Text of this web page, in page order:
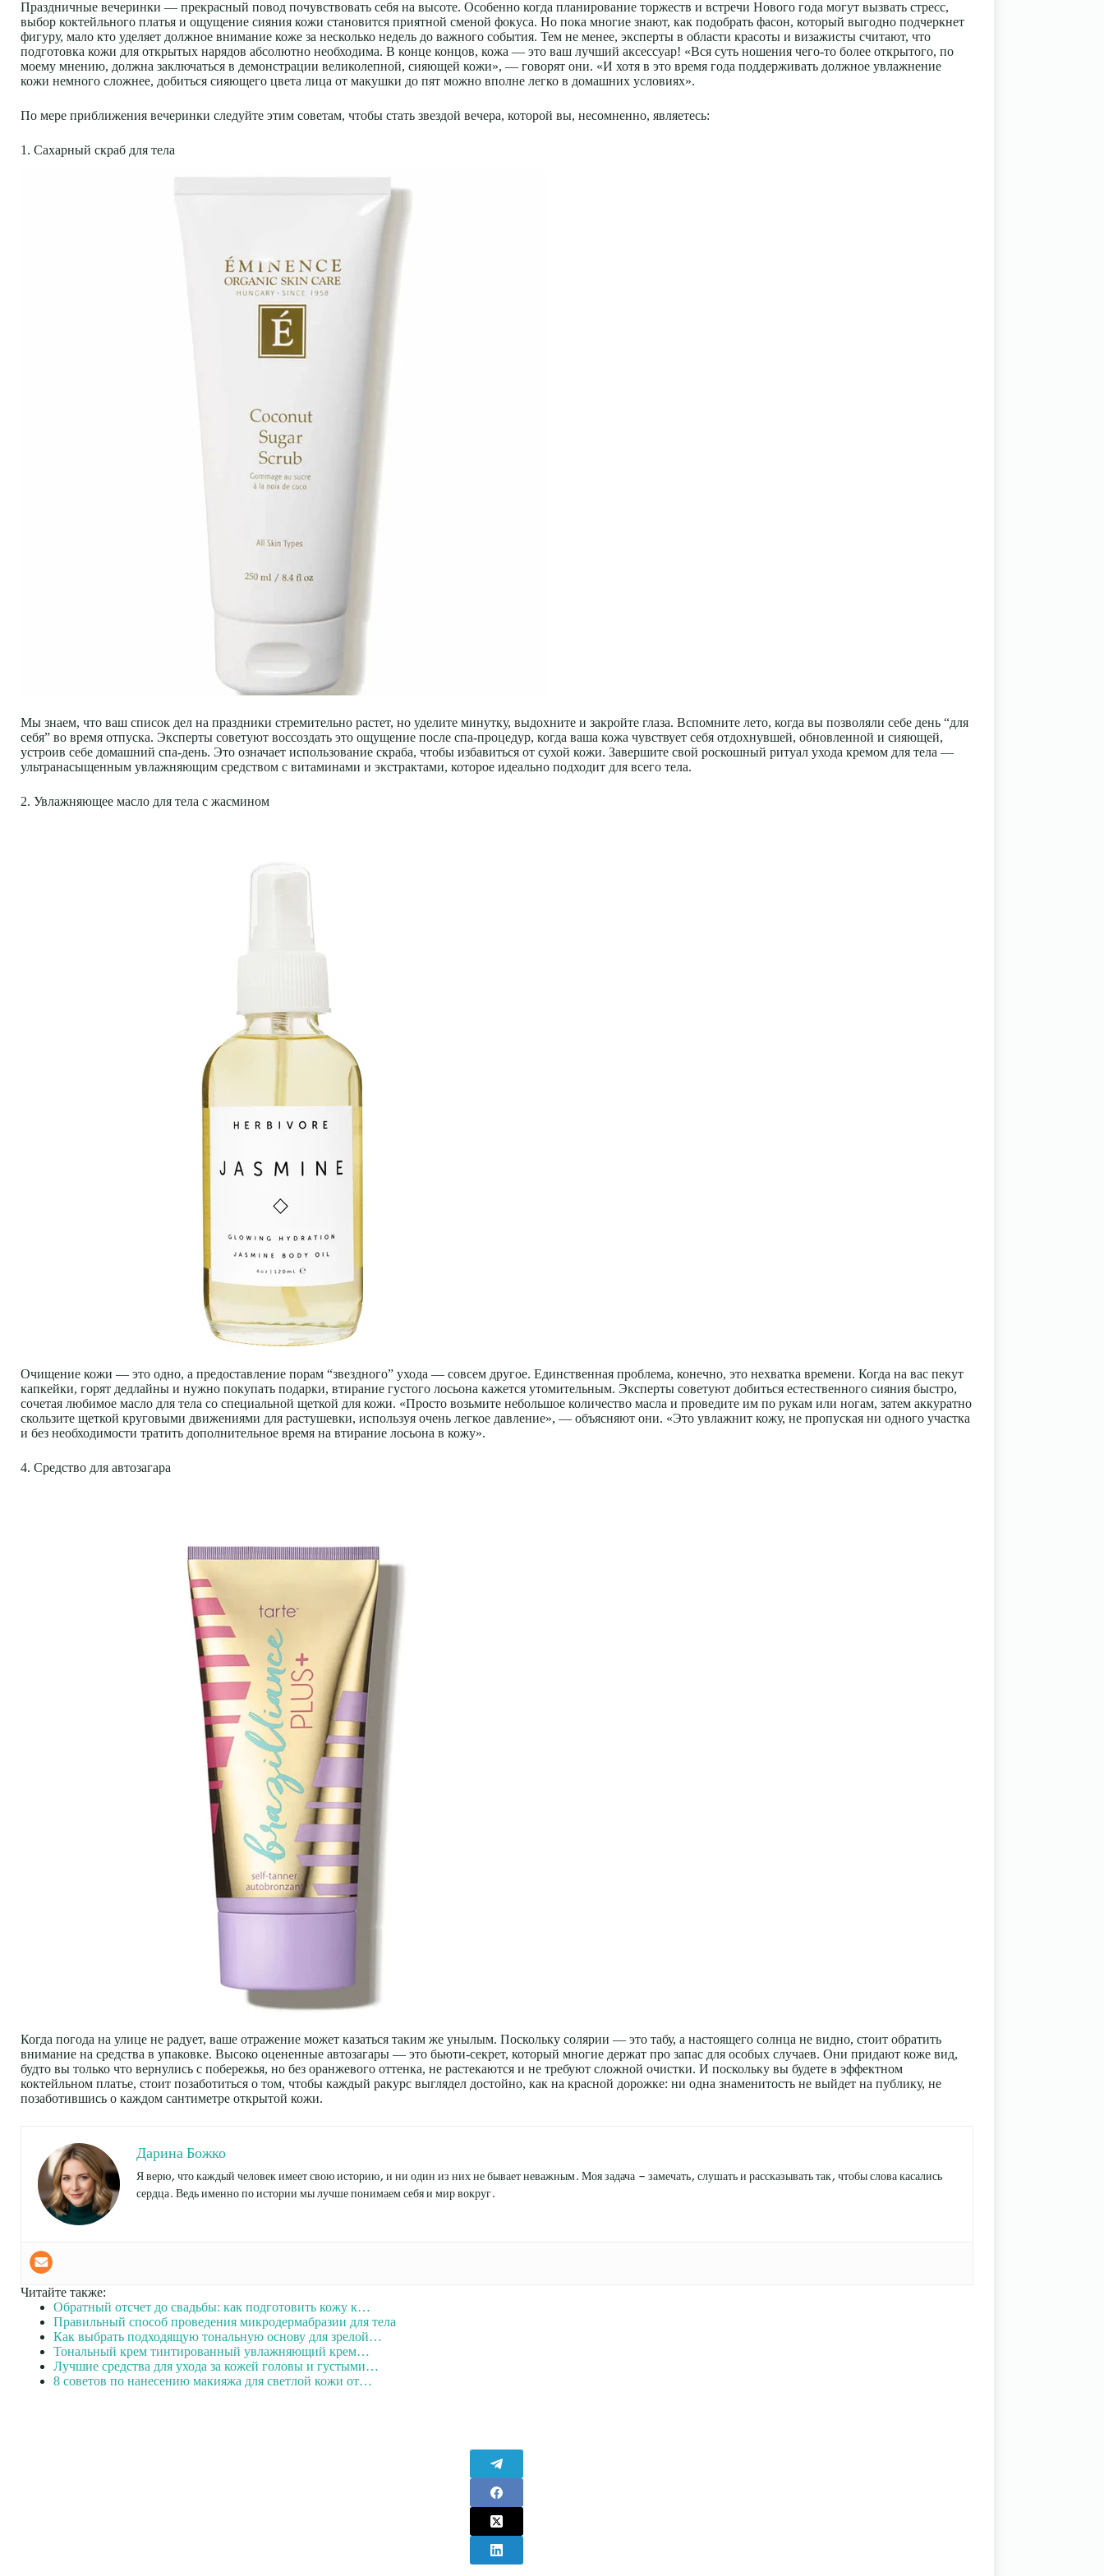
Праздничные вечеринки — прекрасный повод почувствовать себя на высоте. Особенно когда планирование торжеств и встречи Нового года могут вызвать стресс,
выбор коктейльного платья и ощущение сияния кожи становится приятной сменой фокуса. Но пока многие знают, как подобрать фасон, который выгодно подчеркнет
фигуру, мало кто уделяет должное внимание коже за несколько недель до важного события. Тем не менее, эксперты в области красоты и визажисты считают, что
подготовка кожи для открытых нарядов абсолютно необходима. В конце концов, кожа — это ваш лучший аксессуар! «Вся суть ношения чего-то более открытого, по
моему мнению, должна заключаться в демонстрации великолепной, сияющей кожи», — говорят они. «И хотя в это время года поддерживать должное увлажнение
кожи немного сложнее, добиться сияющего цвета лица от макушки до пят можно вполне легко в домашних условиях».
По мере приближения вечеринки следуйте этим советам, чтобы стать звездой вечера, которой вы, несомненно, являетесь:
1. Сахарный скраб для тела
Мы знаем, что ваш список дел на праздники стремительно растет, но уделите минутку, выдохните и закройте глаза. Вспомните лето, когда вы позволяли себе день “для
себя” во время отпуска. Эксперты советуют воссоздать это ощущение после спа-процедур, когда ваша кожа чувствует себя отдохнувшей, обновленной и сияющей,
устроив себе домашний спа-день. Это означает использование скраба, чтобы избавиться от сухой кожи. Завершите свой роскошный ритуал ухода кремом для тела —
ультранасыщенным увлажняющим средством с витаминами и экстрактами, которое идеально подходит для всего тела.
2. Увлажняющее масло для тела с жасмином
Очищение кожи — это одно, а предоставление порам “звездного” ухода — совсем другое. Единственная проблема, конечно, это нехватка времени. Когда на вас пекут
капкейки, горят дедлайны и нужно покупать подарки, втирание густого лосьона кажется утомительным. Эксперты советуют добиться естественного сияния быстро,
сочетая любимое масло для тела со специальной щеткой для кожи. «Просто возьмите небольшое количество масла и проведите им по рукам или ногам, затем аккуратно
скользите щеткой круговыми движениями для растушевки, используя очень легкое давление», — объясняют они. «Это увлажнит кожу, не пропуская ни одного участка
и без необходимости тратить дополнительное время на втирание лосьона в кожу».
4. Средство для автозагара
Когда погода на улице не радует, ваше отражение может казаться таким же унылым. Поскольку солярии — это табу, а настоящего солнца не видно, стоит обратить
внимание на средства в упаковке. Высоко оцененные автозагары — это бьюти-секрет, который многие держат про запас для особых случаев. Они придают коже вид,
будто вы только что вернулись с побережья, но без оранжевого оттенка, не растекаются и не требуют сложной очистки. И поскольку вы будете в эффектном
коктейльном платье, стоит позаботиться о том, чтобы каждый ракурс выглядел достойно, как на красной дорожке: ни одна знаменитость не выйдет на публику, не
позаботившись о каждом сантиметре открытой кожи.
Дарина Божко
Я верю, что каждый человек имеет свою историю, и ни один из них не бывает неважным. Моя задача — замечать, слушать и рассказывать так, чтобы слова касались
сердца. Ведь именно по истории мы лучше понимаем себя и мир вокруг.
Читайте также:
Обратный отсчет до свадьбы: как подготовить кожу к…
Правильный способ проведения микродермабразии для тела
Как выбрать подходящую тональную основу для зрелой…
Тональный крем тинтированный увлажняющий крем…
Лучшие средства для ухода за кожей головы и густыми…
8 советов по нанесению макияжа для светлой кожи от…